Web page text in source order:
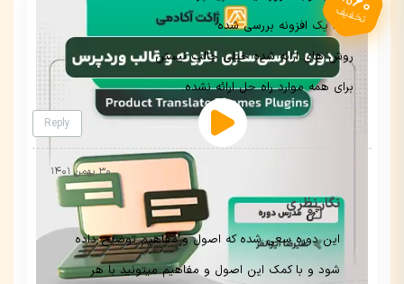
تخفیف
Reply
فقط یک افزونه بررسی شده
روش های ارائه شده خیلی جالب نیستن
برای همه موارد راه حل ارائه نشده.
نگار نظری
۳۰ بهمن ۱۴۰۱
این دوره سعی شده که اصول و مفاهیم توضیح داده
شود و با کمک این اصول و مفاهیم میتونید با هر